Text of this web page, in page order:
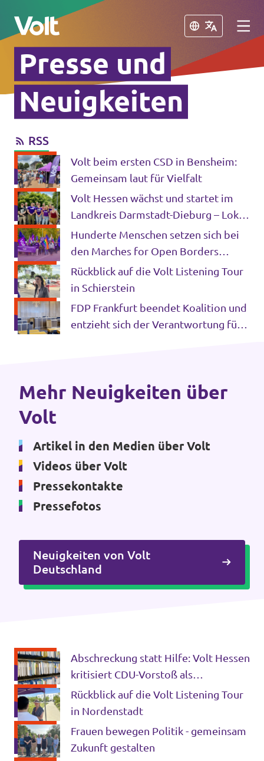
Schließen
Volt in Hessen
Lokale hessische Teams
Hessische Volt-Termine
Volt in Deutschland
Website Volt Deutschland
Volt in deinem Bundesland
Volt Deutschland Merchandise Shop
Schließen
Programm
Über Volt
Menschen
Neuigkeiten
Unsere Events
Mache bei uns mit!
Deine Spende für Volt!
Leichte Sprache
Jobs bei Volt Hessen
Volt vor Ort in Hessen
Impressum
Kontakt
Presse und
Neuigkeiten
RSS
Volt beim ersten CSD in Bensheim:
Gemeinsam laut für Vielfalt
Volt Hessen wächst und startet im
Landkreis Darmstadt-Dieburg – Lokal.
Engagiert. Europäisch!
Hunderte Menschen setzen sich bei
den Marches for Open Borders
gegen Grenzkontrollen in Europa ein
Rückblick auf die Volt Listening Tour
in Schierstein
FDP Frankfurt beendet Koalition und
entzieht sich der Verantwortung für
Abschreckung statt Hilfe: Volt Hessen
kritisiert CDU-Vorstoß als
gefährlichen Rückschritt
Rückblick auf die Volt Listening Tour
in Nordenstadt
Frauen bewegen Politik - gemeinsam
Zukunft gestalten
Mehr Neuigkeiten über
Volt
Artikel in den Medien über Volt
Videos über Volt
Pressekontakte
Pressefotos
Neuigkeiten von Volt
Deutschland